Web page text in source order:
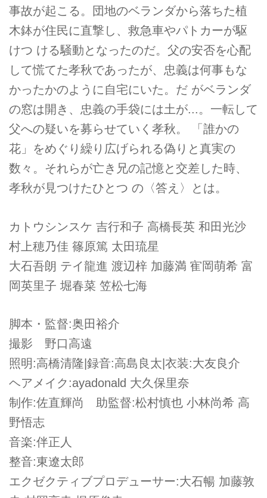
事故が起こる。団地のベランダから落ちた植
木鉢が住民に直撃し、救急車やパトカーが駆
けつ ける騒動となったのだ。父の安否を心配
して慌てた孝秋であったが、忠義は何事もな
かったかのように自宅にいた。だ がベランダ
の窓は開き、忠義の手袋には土が...。一転して
父への疑いを募らせていく孝秋。 「誰かの
花」をめぐり繰り広げられる偽りと真実の
数々。それらが亡き兄の記憶と交差した時、
孝秋が見つけたひとつ の〈答え〉とは。
カトウシンスケ 吉行和子 高橋長英 和田光沙
村上穂乃佳 篠原篤 太田琉星
大石吾朗 テイ龍進 渡辺梓 加藤満 寉岡萌希 富
岡英里子 堀春菜 笠松七海
脚本・監督:奥田裕介
撮影 野口高遠
照明:高橋清隆|録音:高島良太|衣装:大友良介
ヘアメイク:ayadonald 大久保里奈
制作:佐直輝尚 助監督:松村慎也 小林尚希 高
野悟志
音楽:伴正人
整音:東遼太郎
エクゼクティブプロデューサー:大石暢 加藤敦